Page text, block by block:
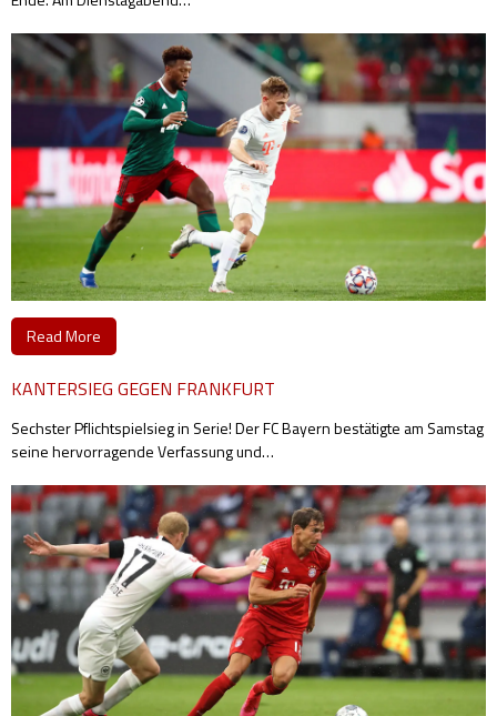
Read More
KANTERSIEG GEGEN FRANKFURT
Sechster Pflichtspielsieg in Serie! Der FC Bayern bestätigte am Samstag
seine hervorragende Verfassung und…